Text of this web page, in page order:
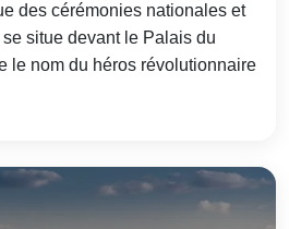
des cérémonies nationales et
situe devant le Palais du
le nom du héros révolutionnaire